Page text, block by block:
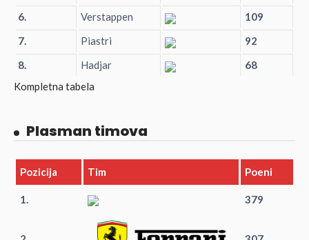
6.
Verstappen
109
7.
Piastri
92
8.
Hadjar
68
Kompletna tabela
Plasman timova
Pozicija Tim Poeni
1. 379